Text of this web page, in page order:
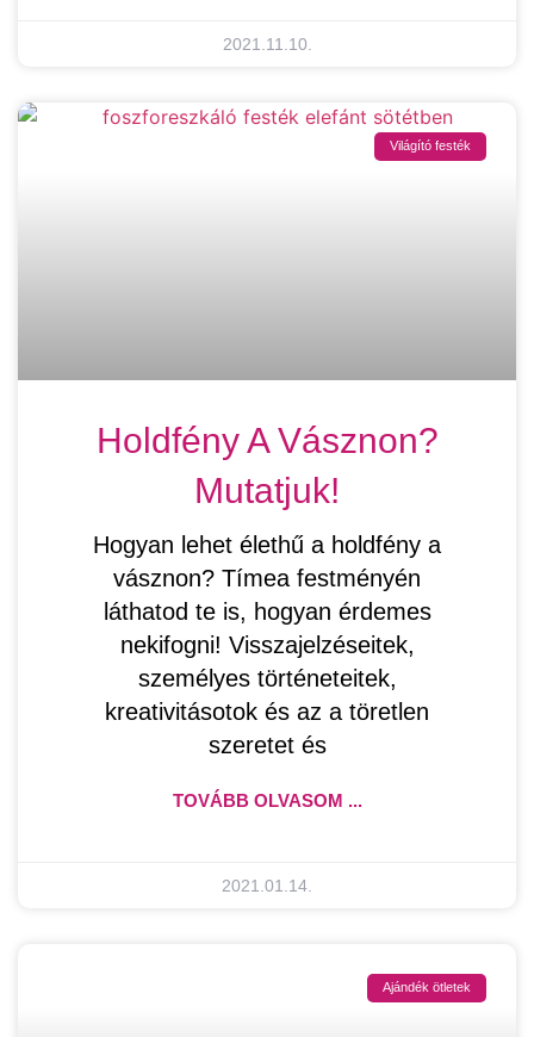
2021.11.10.
Világító festék
Holdfény A Vásznon?
Mutatjuk!
Hogyan lehet élethű a holdfény a
vásznon? Tímea festményén
láthatod te is, hogyan érdemes
nekifogni! Visszajelzéseitek,
személyes történeteitek,
kreativitásotok és az a töretlen
szeretet és
TOVÁBB OLVASOM ...
2021.01.14.
Ajándék ötletek